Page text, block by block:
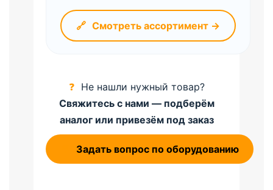
🔗 Смотреть ассортимент →
❓
Не нашли нужный товар?
Свяжитесь с нами — подберём
аналог или привезём под заказ
Задать вопрос по оборудованию